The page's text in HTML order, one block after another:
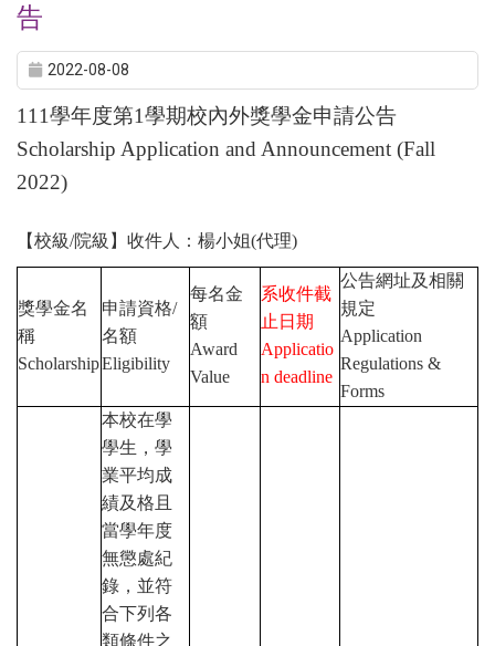
告
2022-08-08
111學年度第1學期校內外獎學金申請公告
Scholarship Application and Announcement (Fall
2022)
【校級/院級】收件人：楊小姐(代理)
獎學金名
稱
Scholarship
申請資格/
名額
Eligibility
每名金
額
Award
Value
系收件截
止日期
Applicatio
n deadline
公告網址及相關
規定
Application
Regulations &
Forms
本校在學
學生，學
業平均成
績及格且
當學年度
無懲處紀
錄，並符
合下列各
類條件之